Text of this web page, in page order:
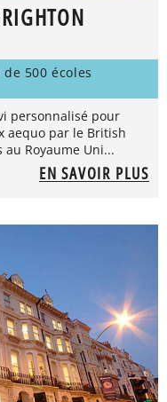
500 écoles
personnalisé pour
aequo par le British
Royaume Uni...
EN SAVOIR PLUS